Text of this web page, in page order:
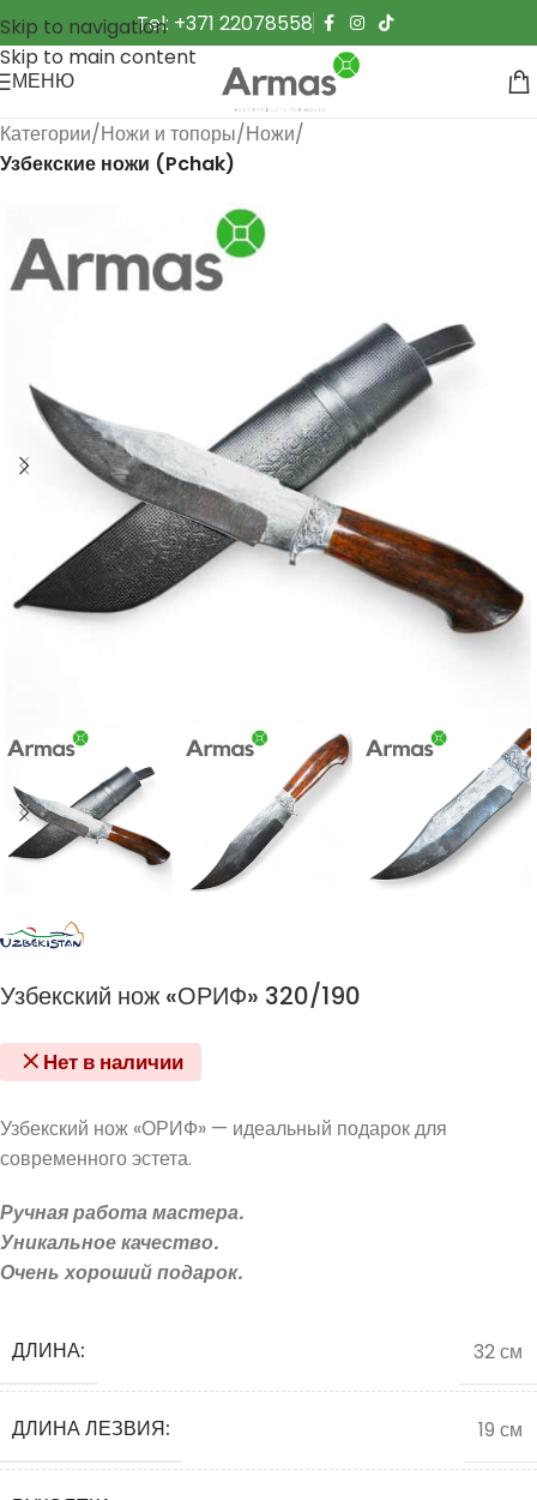
Skip to navigation
Skip to main content
Tel: +371 22078558
МЕНЮ
Категории Ножи и топоры Ножи
Узбекские ножи (Pchak)
Узбекский нож «ОРИФ» 320/190
Нет в наличии
Узбекский нож «ОРИФ» — идеальный подарок для
современного эстета.
Ручная работа мастера.
Уникальное качество.
Очень хороший подарок.
ДЛИНА: 32 см
ДЛИНА ЛЕЗВИЯ: 19 см